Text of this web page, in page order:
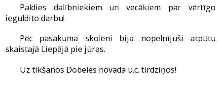
Paldies dalībniekiem un vecākiem par vērtīgo
ieguldīto darbu!
Pēc pasākuma skolēni bija nopelnījuši atpūtu
skaistajā Liepājā pie jūras.
Uz tikšanos Dobeles novada u.c. tirdziņos!